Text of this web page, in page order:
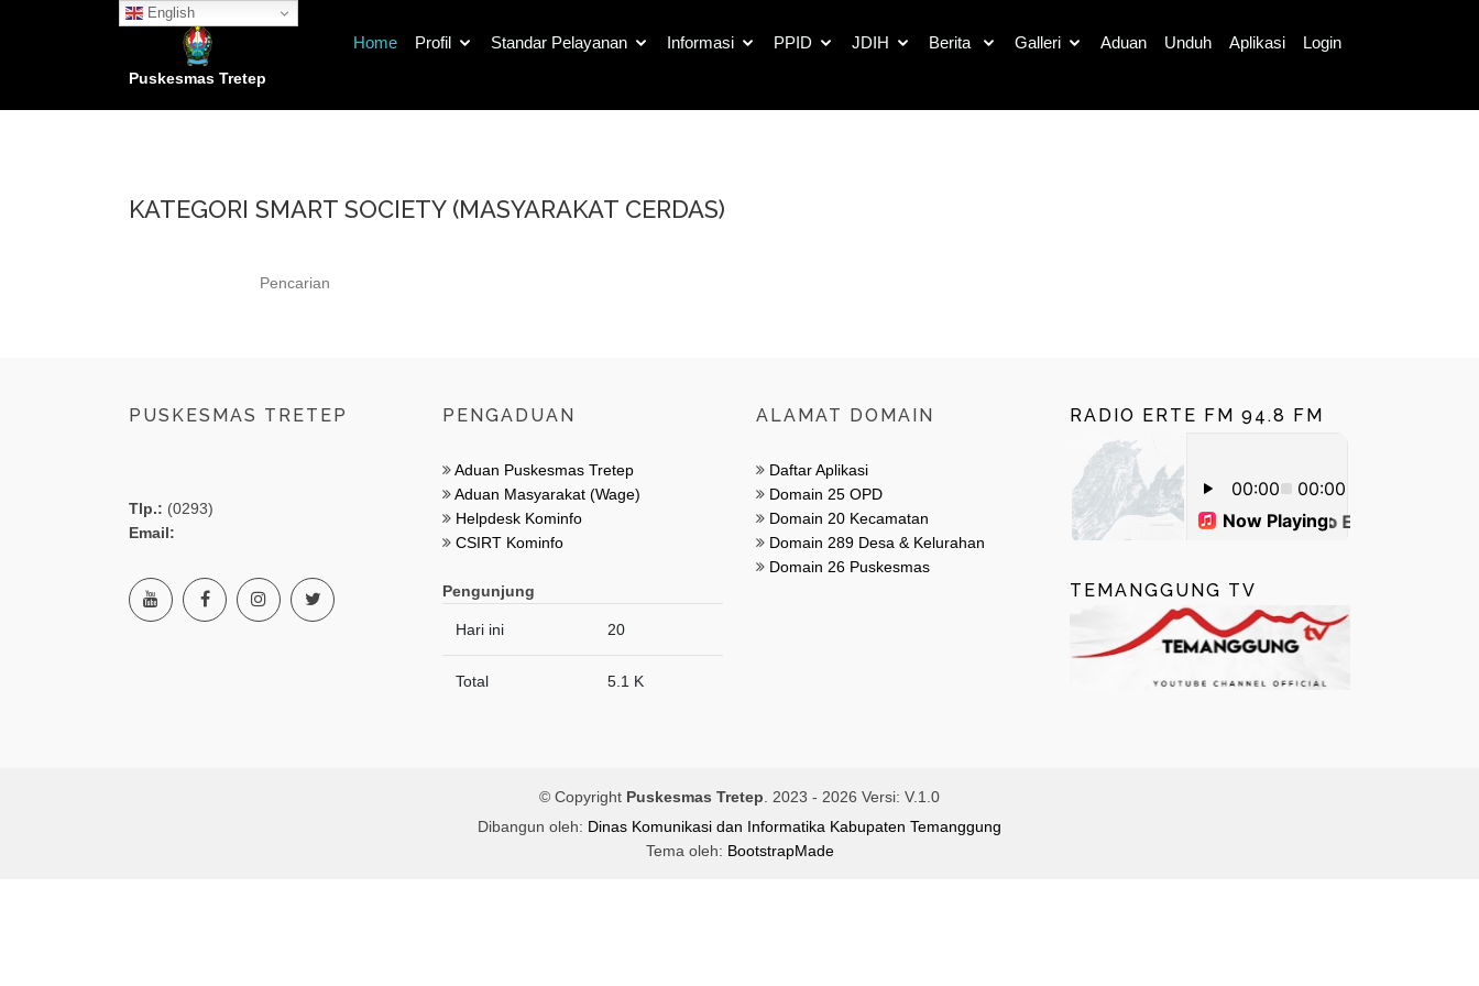
English
Puskesmas Tretep
Home Profil Standar Pelayanan Informasi PPID JDIH Berita Galleri Aduan Unduh Aplikasi Login
Galleri
KATEGORI SMART SOCIETY (MASYARAKAT CERDAS)
PUSKESMAS TRETEP
Tlp.: (0293)
Email:
PENGADUAN
Aduan Puskesmas Tretep
Aduan Masyarakat (Wage)
Helpdesk Kominfo
CSIRT Kominfo
Pengunjung
Hari ini 20
Total 5.1 K
ALAMAT DOMAIN
Daftar Aplikasi
Domain 25 OPD
Domain 20 Kecamatan
Domain 289 Desa & Kelurahan
Domain 26 Puskesmas
RADIO ERTE FM 94.8 FM
TEMANGGUNG TV
© Copyright Puskesmas Tretep . 2023 - 2026 Versi: V.1.0
Dibangun oleh: Dinas Komunikasi dan Informatika Kabupaten Temanggung
Tema oleh: BootstrapMade